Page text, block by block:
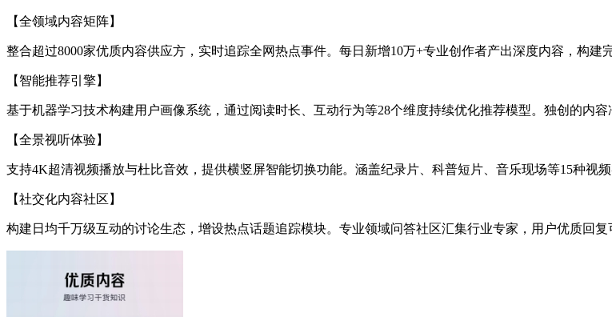
【全领域内容矩阵】
整合超过8000家优质内容供应方，实时追踪全网热点事件。每日新增10万+专业创作者产出深度内容，构建
【智能推荐引擎】
基于机器学习技术构建用户画像系统，通过阅读时长、互动行为等28个维度持续优化推荐模型。独创的内
【全景视听体验】
支持4K超清视频播放与杜比音效，提供横竖屏智能切换功能。涵盖纪录片、科普短片、音乐现场等15种视
【社交化内容社区】
构建日均千万级互动的讨论生态，增设热点话题追踪模块。专业领域问答社区汇集行业专家，用户优质回复